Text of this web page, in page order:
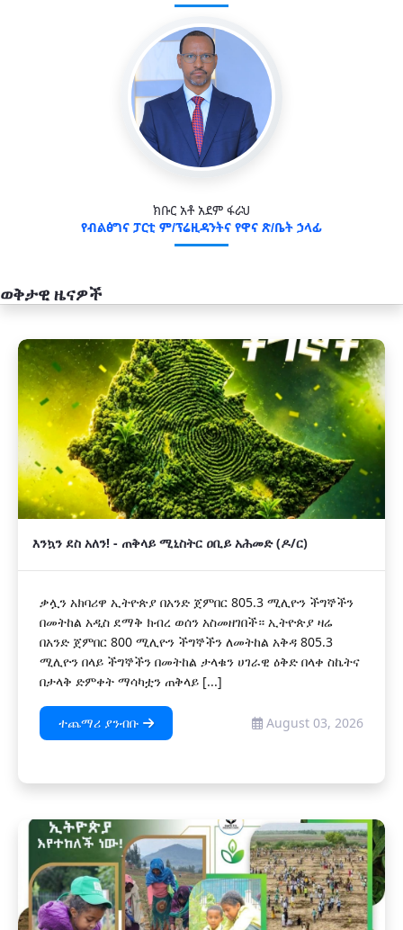
ክቡር አቶ አደም ፋራህ
የብልፅግና ፓርቲ ም/ፕሬዚዳንትና የዋና ጽ/ቤት ኃላፊ
ወቅታዊ ዜናዎች
አዲስ
እንኳን ደስ አለን! - ጠቅላይ ሚኒስትር ዐቢይ አሕመድ (ዶ/ር)
ቃሏን አክባሪዋ ኢትዮጵያ በአንድ ጀምበር 805.3 ሚሊዮን ችግኞችን
በመትከል አዲስ ደማቅ ክብረ ወሰን አስመዘገበች። ኢትዮጵያ ዛሬ
በአንድ ጀምበር 800 ሚሊዮን ችግኞችን ለመትከል አቅዳ 805.3
ሚሊዮን በላይ ችግኞችን በመትከል ታላቁን ሀገራዊ ዕቅድ በላቀ ስኬትና
በታላቅ ድምቀት ማሳካቷን ጠቅላይ [...]
ተጨማሪ ያንብቡ August 03, 2026